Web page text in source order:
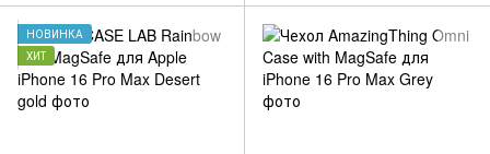
НОВИНКА
ХИТ